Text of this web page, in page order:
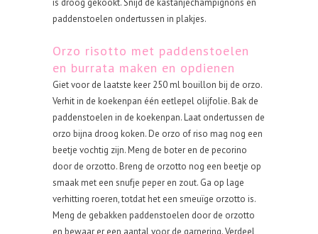
is droog gekookt. Snijd de kastanjechampignons en
paddenstoelen ondertussen in plakjes.
Orzo risotto met paddenstoelen
en burrata maken en opdienen
Giet voor de laatste keer 250 ml bouillon bij de orzo.
Verhit in de koekenpan één eetlepel olijfolie. Bak de
paddenstoelen in de koekenpan. Laat ondertussen de
orzo bijna droog koken. De orzo of riso mag nog een
beetje vochtig zijn. Meng de boter en de pecorino
door de orzotto. Breng de orzotto nog een beetje op
smaak met een snufje peper en zout. Ga op lage
verhitting roeren, totdat het een smeuïge orzotto is.
Meng de gebakken paddenstoelen door de orzotto
en bewaar er een aantal voor de garnering. Verdeel